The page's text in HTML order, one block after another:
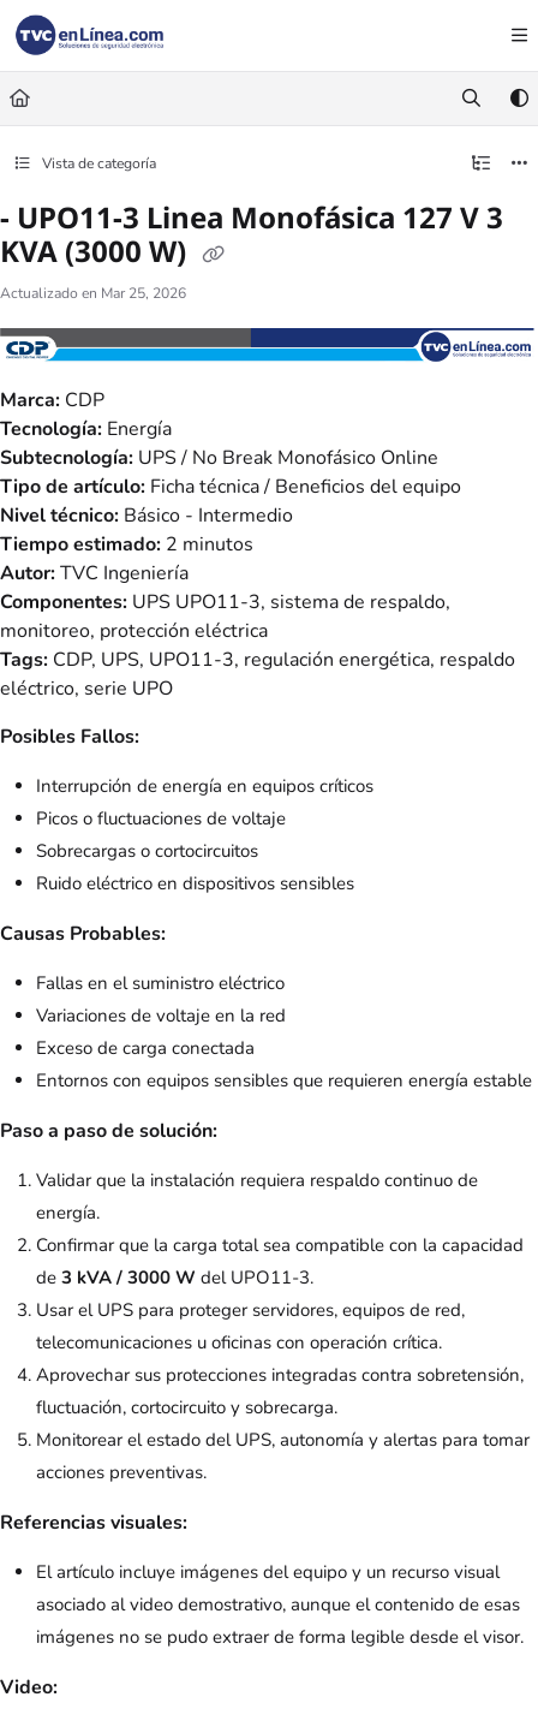
Documentation Index
Fetch the complete documentation index at:
Use this file to discover all available pages before exploring further.
Vista de categoría
- UPO11-3 Linea Monofásica 127 V 3
KVA (3000 W)
Actualizado en Mar 25, 2026
Marca: CDP
Tecnología: Energía
Subtecnología: UPS / No Break Monofásico Online
Tipo de artículo: Ficha técnica / Beneficios del equipo
Nivel técnico: Básico - Intermedio
Tiempo estimado: 2 minutos
Autor:TVC Ingeniería
Componentes: UPS UPO11-3, sistema de respaldo,
monitoreo, protección eléctrica
Tags: CDP, UPS, UPO11-3, regulación energética, respaldo
eléctrico, serie UPO
Posibles Fallos:
Interrupción de energía en equipos críticos
Picos o fluctuaciones de voltaje
Sobrecargas o cortocircuitos
Ruido eléctrico en dispositivos sensibles
Causas Probables:
Fallas en el suministro eléctrico
Variaciones de voltaje en la red
Exceso de carga conectada
Entornos con equipos sensibles que requieren energía estable
Paso a paso de solución:
Validar que la instalación requiera respaldo continuo de
energía.
Confirmar que la carga total sea compatible con la capacidad
de 3 kVA / 3000 W del UPO11-3.
Usar el UPS para proteger servidores, equipos de red,
telecomunicaciones u oficinas con operación crítica.
Aprovechar sus protecciones integradas contra sobretensión,
fluctuación, cortocircuito y sobrecarga.
Monitorear el estado del UPS, autonomía y alertas para tomar
acciones preventivas.
Referencias visuales:
El artículo incluye imágenes del equipo y un recurso visual
asociado al video demostrativo, aunque el contenido de esas
imágenes no se pudo extraer de forma legible desde el visor.
Video: